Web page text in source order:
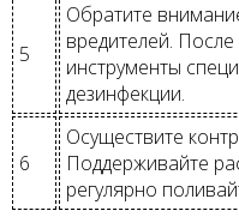
5
Обратите
вредителей.
инструменты
дезинфекции.
6
Осуществите
Поддерживайте
регулярно